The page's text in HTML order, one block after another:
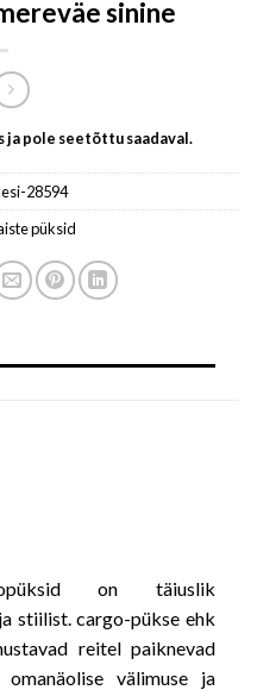
sinine
ja pole seetõttu saadaval.
28594
püksid
on täiuslik
stiilist. cargo-pükse ehk
reitel paiknevad
välimuse ja